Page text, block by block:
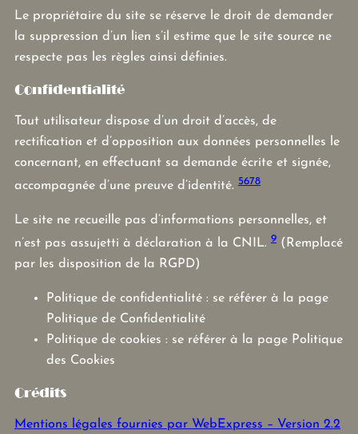
Le propriétaire du site se réserve le droit de demander
la suppression d’un lien s’il estime que le site source ne
respecte pas les règles ainsi définies.
Confidentialité
Tout utilisateur dispose d’un droit d’accès, de
rectification et d’opposition aux données personnelles le
concernant, en effectuant sa demande écrite et signée,
accompagnée d’une preuve d’identité. 5678
Le site ne recueille pas d’informations personnelles, et
n’est pas assujetti à déclaration à la CNIL. 9 (Remplacé
par les disposition de la RGPD)
Politique de confidentialité : se référer à la page
Politique de Confidentialité
Politique de cookies : se référer à la page Politique
des Cookies
Crédits
Mentions légales fournies par WebExpress – Version 2.2